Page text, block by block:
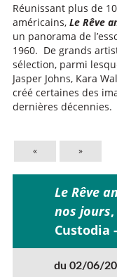
Réunissant plus de
américains, Le Rêve
un panorama de
1960. De grands
sélection, parmi
Jasper Johns, Kara
créé certaines des
dernières décennies.
« »
Le Rêve
nos jours
Custodia
du 02/06/